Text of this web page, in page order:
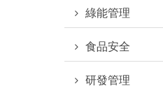
綠能管理
食品安全
研發管理